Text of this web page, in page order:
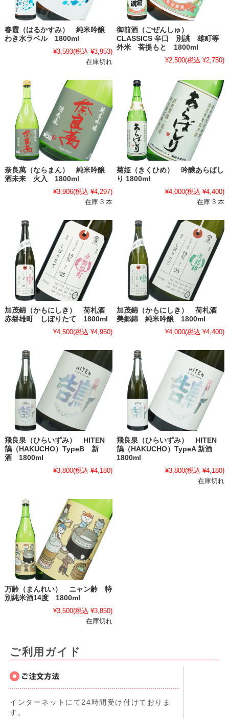
春霞（はるかすみ） 純米吟醸
わき水ラベル 1800ml
¥3,593(税込 ¥3,953)
在庫切れ
御前酒（ごぜんしゅ）
CLASSICS 辛口 別誂 雄町等
外米 菩提もと 1800ml
¥2,500(税込 ¥2,750)
奈良萬（ならまん） 純米吟醸
酒未来 火入 1800ml
¥3,906(税込 ¥4,297)
在庫 3 本
菊姫（きくひめ） 吟醸あらばし
り 1800ml
¥4,000(税込 ¥4,400)
在庫 3 本
加茂錦（かもにしき） 荷札酒
赤磐雄町 しぼりたて 1800ml
¥4,500(税込 ¥4,950)
加茂錦（かもにしき） 荷札酒
美郷錦 純米吟醸 1800ml
¥4,000(税込 ¥4,400)
飛良泉（ひらいずみ） HITEN
鵠（HAKUCHO）TypeB 新
酒 1800ml
¥3,800(税込 ¥4,180)
飛良泉（ひらいずみ） HITEN
鵠（HAKUCHO）TypeA 新酒
1800ml
¥3,800(税込 ¥4,180)
在庫切れ
万齢（まんれい） ニャン齢 特
別純米酒14度 1800ml
¥3,500(税込 ¥3,850)
在庫切れ
ご利用ガイド
インターネットにて24時間受け付けておりま
す。